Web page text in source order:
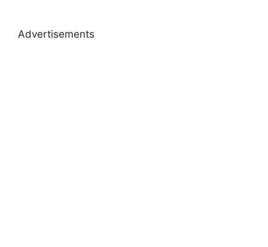
Advertisements